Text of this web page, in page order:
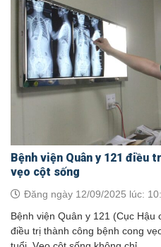
Bệnh viện Quân y 121 điều
vẹo cột sống
Đăng ngày 12/09/2025 lúc:
Bệnh viện Quân y 121 (Cục
điều trị thành công bệnh cong